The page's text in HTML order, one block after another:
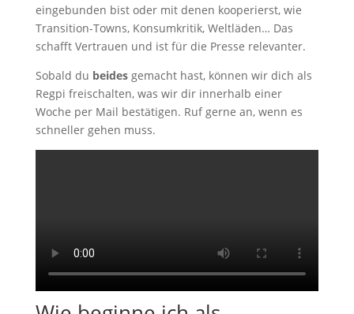
eingebunden bist oder mit denen kooperierst, wie
Transition-Towns, Konsumkritik, Weltläden… Das
schafft Vertrauen und ist für die Presse relevanter.
Sobald du beides gemacht hast, können wir dich als
Regpi freischalten, was wir dir innerhalb einer
Woche per Mail bestätigen. Ruf gerne an, wenn es
schneller gehen muss.